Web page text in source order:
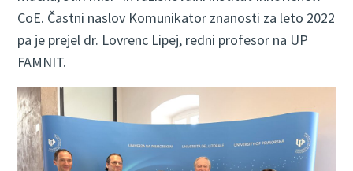
CoE. Častni naslov Komunikator znanosti za leto 2022
pa je prejel dr. Lovrenc Lipej, redni profesor na UP
FAMNIT.